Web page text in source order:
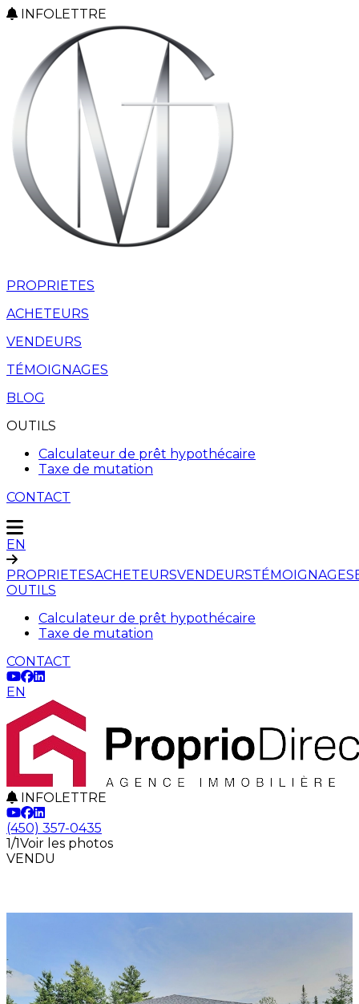
INFOLETTRE
PROPRIETES
ACHETEURS
VENDEURS
TÉMOIGNAGES
BLOG
OUTILS
Calculateur de prêt hypothécaire
Taxe de mutation
CONTACT
EN
PROPRIETESACHETEURSVENDEURSTÉMOIGNAGES
OUTILS
Calculateur de prêt hypothécaire
Taxe de mutation
CONTACT
EN
INFOLETTRE
(450) 357-0435
1/1Voir les photos
VENDU